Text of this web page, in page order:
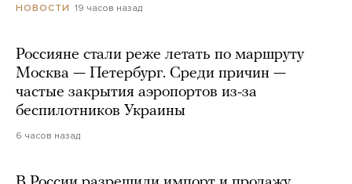
НОВОСТИ 19 часов назад
Россияне стали реже летать по маршруту
Москва — Петербург. Среди причин —
частые закрытия аэропортов из-за
беспилотников Украины
6 часов назад